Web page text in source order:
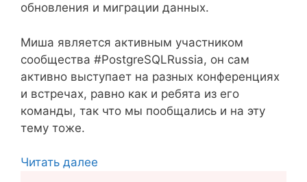
обновления и миграции данных.
Миша является активным участником
сообщества #PostgreSQLRussia, он сам
активно выступает на разных конференциях
и встречах, равно как и ребята из его
команды, так что мы пообщались и на эту
тему тоже.
Читать далее